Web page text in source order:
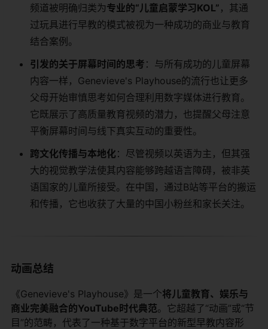
频道被明确归类为专业的“儿童启蒙学习KOL” ，其通
过玩具进行早教的模式被视为一种成功的商业与教育
结合案例。
引发的关于屏幕时间的思考 ：与所有成功的儿童屏幕
内容一样，Genevieve's Playhouse的流行也让更多
父母开始审慎思考如何合理利用数字媒体进行教育。
它既展示了高质量教育视频的潜力，也提醒父母注意
平衡屏幕时间与线下真实互动的重要性。
跨文化传播与本地化 ：尽管视频以英语为主，但其强
大的视觉教学法使其内容能够跨越语言障碍，被非英
语国家的儿童所接受。在中国，通过B站等平台的搬运
和传播，它也收获了大量的中国小粉丝和家长关注。
动画总结
《Genevieve's Playhouse》是一个将儿童教育、娱乐与
商业完美融合的YouTube时代典范。它超越了“动画”或“节
目”的范畴，代表了一种基于数字平台的新型早教内容形